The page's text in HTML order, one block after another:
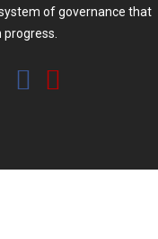
of governance that